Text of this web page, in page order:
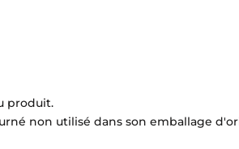
produit.
non utilisé dans son emballage